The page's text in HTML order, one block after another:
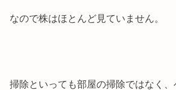
なので株はほとんど見ていません。
掃除といっても部屋の掃除ではなく、